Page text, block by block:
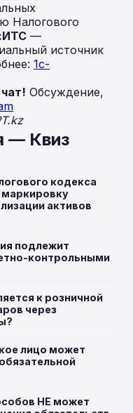
Налогового
—
источник
1c-
Обсуждение,
— Квиз
кодекса
маркировку
активов
подлежит
контрольными
к розничной
через
лицо может
НЕ может